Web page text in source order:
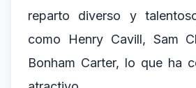
reparto diverso y
como Henry Cavill, Sam
Bonham Carter, lo que ha